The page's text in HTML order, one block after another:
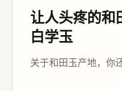
让人头疼的和
白学玉
关于和田玉产地，你